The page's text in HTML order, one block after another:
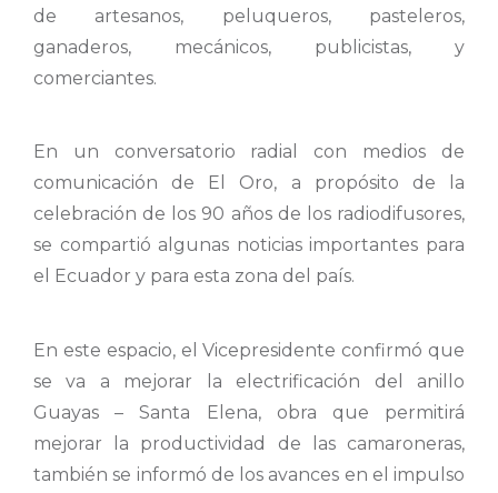
de artesanos, peluqueros, pasteleros,
ganaderos, mecánicos, publicistas, y
comerciantes.
En un conversatorio radial con medios de
comunicación de El Oro, a propósito de la
celebración de los 90 años de los radiodifusores,
se compartió algunas noticias importantes para
el Ecuador y para esta zona del país.
En este espacio, el Vicepresidente confirmó que
se va a mejorar la electrificación del anillo
Guayas – Santa Elena, obra que permitirá
mejorar la productividad de las camaroneras,
también se informó de los avances en el impulso